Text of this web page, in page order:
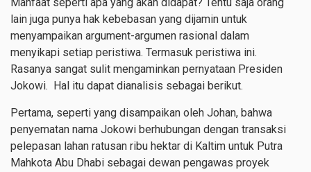
lain juga punya hak kebebasan yang dijamin untuk
menyampaikan argument-argumen rasional dalam
menyikapi setiap peristiwa. Termasuk peristiwa ini.
Rasanya sangat sulit mengaminkan pernyataan Presiden
Jokowi. Hal itu dapat dianalisis sebagai berikut.
Pertama, seperti yang disampaikan oleh Johan, bahwa
penyematan nama Jokowi berhubungan dengan transaksi
pelepasan lahan ratusan ribu hektar di Kaltim untuk Putra
Mahkota Abu Dhabi sebagai dewan pengawas proyek